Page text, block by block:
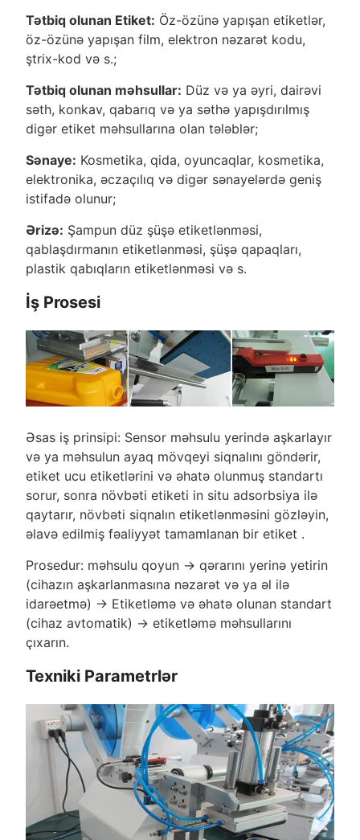
Tətbiq olunan Etiket: Öz-özünə yapışan etiketlər,
öz-özünə yapışan film, elektron nəzarət kodu,
ştrix-kod və s.;
Tətbiq olunan məhsullar: Düz və ya əyri, dairəvi
səth, konkav, qabarıq və ya səthə yapışdırılmış
digər etiket məhsullarına olan tələblər;
Sənaye: Kosmetika, qida, oyuncaqlar, kosmetika,
elektronika, əczaçılıq və digər sənayelərdə geniş
istifadə olunur;
Ərizə: Şampun düz şüşə etiketlənməsi,
qablaşdırmanın etiketlənməsi, şüşə qapaqları,
plastik qabıqların etiketlənməsi və s.
İş Prosesi
Əsas iş prinsipi: Sensor məhsulu yerində aşkarlayır
və ya məhsulun ayaq mövqeyi siqnalını göndərir,
etiket ucu etiketlərini və əhatə olunmuş standartı
sorur, sonra növbəti etiketi in situ adsorbsiya ilə
qaytarır, növbəti siqnalın etiketlənməsini gözləyin,
əlavə edilmiş fəaliyyət tamamlanan bir etiket .
Prosedur: məhsulu qoyun -> qərarını yerinə yetirin
(cihazın aşkarlanmasına nəzarət və ya əl ilə
idarəetmə) -> Etiketləmə və əhatə olunan standart
(cihaz avtomatik) -> etiketləmə məhsullarını
çıxarın.
Texniki Parametrlər